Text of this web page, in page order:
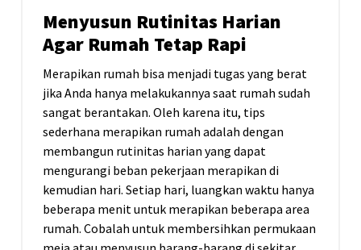
Menyusun Rutinitas Harian
Agar Rumah Tetap Rapi
Merapikan rumah bisa menjadi tugas yang berat
jika Anda hanya melakukannya saat rumah sudah
sangat berantakan. Oleh karena itu, tips
sederhana merapikan rumah adalah dengan
membangun rutinitas harian yang dapat
mengurangi beban pekerjaan merapikan di
kemudian hari. Setiap hari, luangkan waktu hanya
beberapa menit untuk merapikan beberapa area
rumah. Cobalah untuk membersihkan permukaan